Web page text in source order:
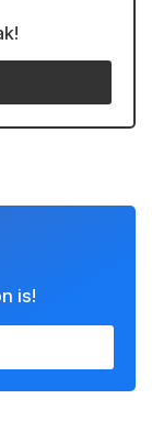
is!